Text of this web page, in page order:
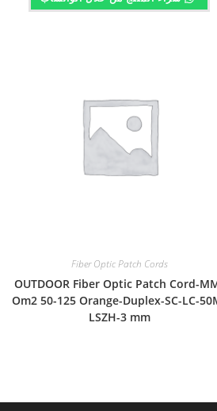
Fiber Optic Patch Cords
OUTDOOR Fiber Optic Patch Cord-
Om2 50-125 Orange-Duplex-SC-LC-
LSZH-3 mm